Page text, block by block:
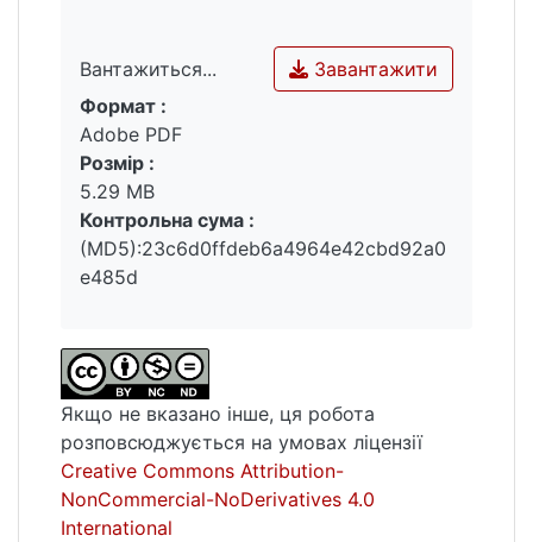
діяльності.
Також проаналізовано перспективи
Business Intelligence у стратегічному
плануванні й аналізі господарської
діяльності підприємств. Особливу увагу
приділено розробці економіко-
математичних моделей за допомогою
інструментарію регресійного аналізу.
Побудовані аналітичні моделі можуть
прогнозування фінансових показників, що,
у свою чергу, підвищує якість та
ефективність прийняття управлінських
рішень.
Здійснено уточнення понятійного апарату
бухгалтерського обліку в частині
визначення поняття «облікова інформація»
Вантажиться...
Вантажиться...
Завантажити
Формат :
Adobe PDF
Розмір :
5.29 MB
Контрольна сума :
(MD5):23c6d0ffdeb6a4964e42cbd92a0
e485d
Якщо не вказано інше, ця робота
розповсюджується на умовах ліцензії
Creative Commons Attribution-
NonCommercial-NoDerivatives 4.0
International